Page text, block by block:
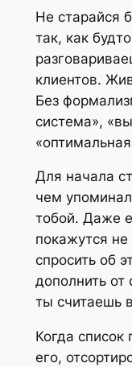
Не старайся
так, как
клиентов.
Без
система»,
Для начала
чем
тобой. Даже
покажутся
спросить об
дополнить
ты считаешь
Когда список
его,